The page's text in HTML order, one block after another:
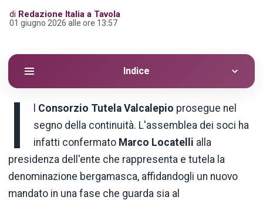
di Redazione Italia a Tavola
01 giugno 2026 alle ore 13:57
Indice
I Consorzio Tutela Valcalepio prosegue nel
segno della continuità. L'assemblea dei soci ha
infatti confermato Marco Locatelli alla
presidenza dell'ente che rappresenta e tutela la
denominazione bergamasca, affidandogli un nuovo
mandato in una fase che guarda sia al